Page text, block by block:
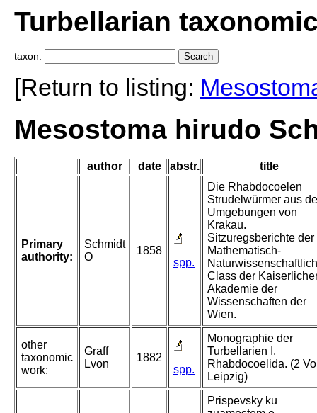
Turbellarian
taxon:
[Return to listing:
Mesostoma hirudo
author date abstr. title
Primary
authority:
Schmidt
O
1858
spp.
Die Rhabdocoelen
Strudelwürmer aus
Umgebungen von
Krakau.
Sitzuregsberichte der
Mathematisch-
Class der
Akademie der
Wissenschaften der
Wien.
other
taxonomic
work:
Graff
Lvon
1882
spp.
Monographie der
Turbellarien I.
Rhabdocoelida. (2
Leipzig)
Prispevsky ku